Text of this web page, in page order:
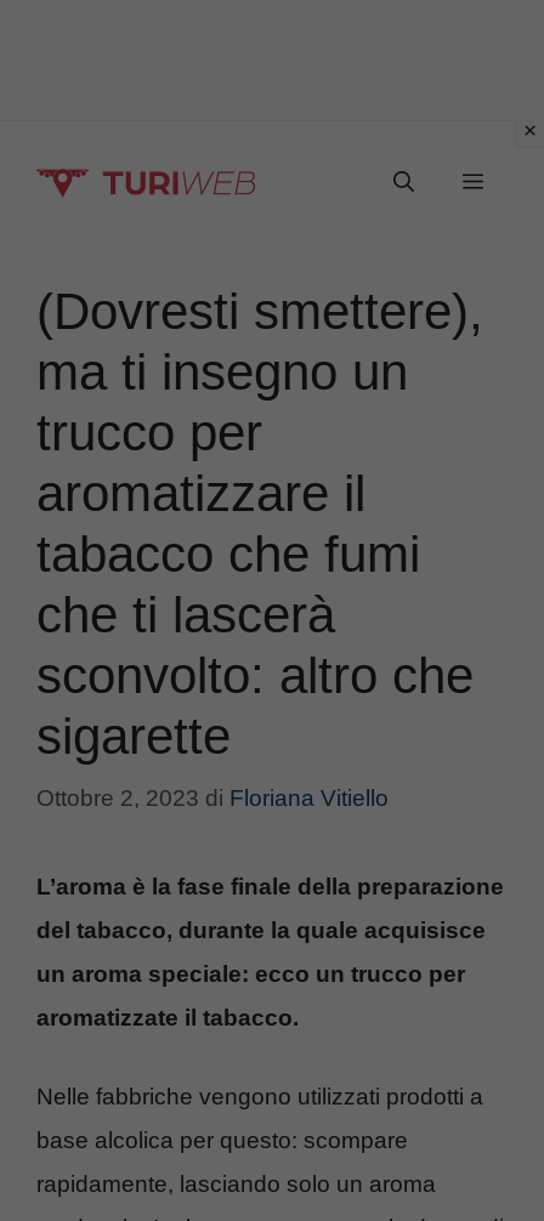
Menu
(Dovresti smettere),
ma ti insegno un
trucco per
aromatizzare il
tabacco che fumi
che ti lascerà
sconvolto: altro che
sigarette
Ottobre 2, 2023 di Floriana Vitiello
L’aroma è la fase finale della preparazione
del tabacco, durante la quale acquisisce
un aroma speciale: ecco un trucco per
aromatizzate il tabacco.
Nelle fabbriche vengono utilizzati prodotti a
base alcolica per questo: scompare
rapidamente, lasciando solo un aroma